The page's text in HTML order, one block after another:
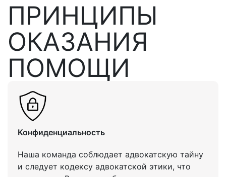
ПРИНЦИПЫ
ОКАЗАНИЯ
ПОМОЩИ
Конфиденциальность
Наша команда соблюдает адвокатскую тайну
и следует кодексу адвокатской этики, что